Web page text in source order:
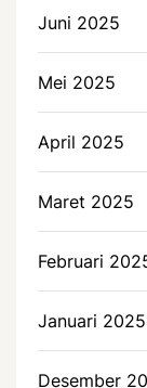
Juni 2025
Mei 2025
April 2025
Maret 2025
Februari
Januari 2025
Desember